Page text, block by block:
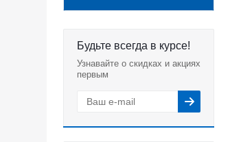
Будьте всегда в курсе!
Узнавайте о скидках и акциях
первым